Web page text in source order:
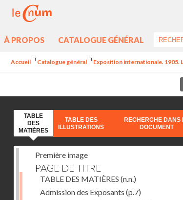
À PROPOS CATALOGUE GÉNÉRAL
Accueil Catalogue général Exposition internationale. 1905.
TABLE
DES
MATIÈRES
TABLE DES
ILLUSTRATIONS
RECHERCHE DANS
DOCUMENT
Première image
PAGE DE TITRE
TABLE DES MATIÈRES (n.n.)
Admission des Exposants (p.7)